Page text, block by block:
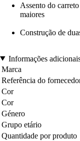
Assento do
maiores
Construção de
Informações
Marca
Referência do
Cor
Cor
Género
Grupo etário
Quantidade por produto